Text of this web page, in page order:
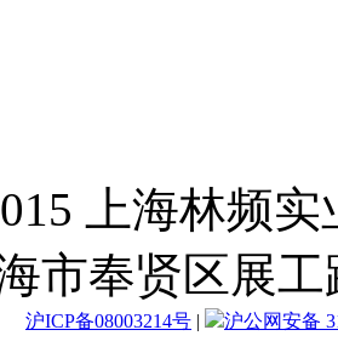
上海林频
市奉贤区展工
沪ICP备08003214号 | 沪公网安备